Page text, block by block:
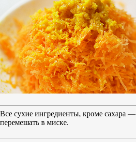
Все сухие ингредиенты, кроме сахара —
перемешать в миске.